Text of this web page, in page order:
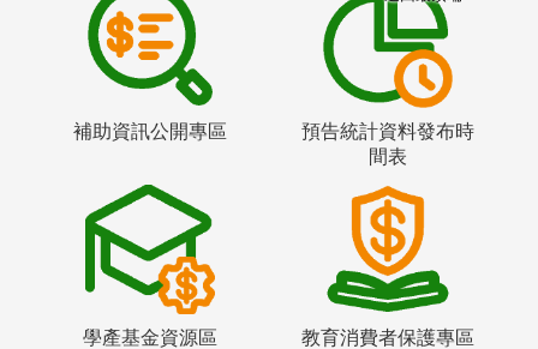
補助資訊公開專區
預告統計資料發布時
間表
學產基金資源區 教育消費者保護專區